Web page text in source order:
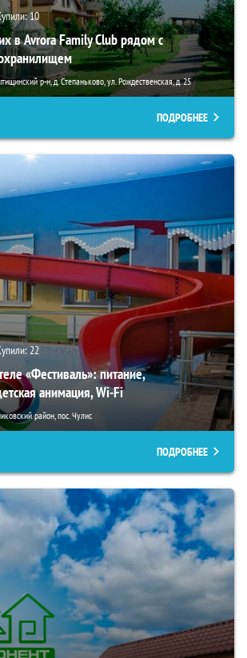
10
в Avrora Family Club рядом с
р-н, д. Степаньково, ул. Рождественская, д. 25
ПОДРОБНЕЕ
22
«Фестиваль»: питание,
анимация, Wi-Fi
район, пос. Чулис
ПОДРОБНЕЕ